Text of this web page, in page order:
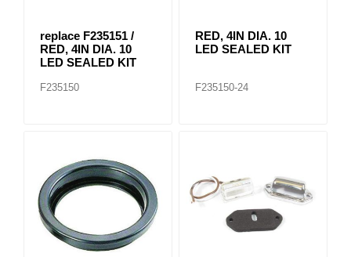
replace F235151 /
RED, 4IN DIA. 10
LED SEALED KIT
F235150
RED, 4IN DIA. 10
LED SEALED KIT
F235150-24